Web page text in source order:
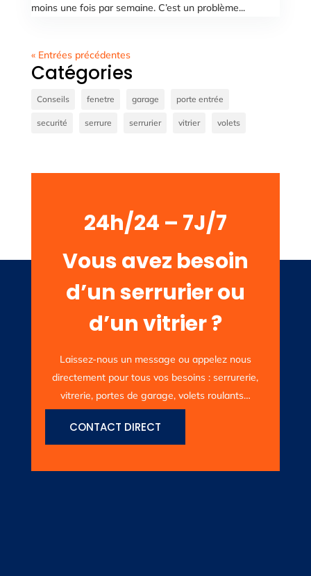
moins une fois par semaine. C’est un problème...
« Entrées précédentes
Catégories
Conseils fenetre garage porte entrée
securité serrure serrurier vitrier volets
24h/24 – 7J/7
Vous avez besoin
d’un serrurier ou
d’un vitrier ?
Laissez-nous un message ou appelez nous
directement pour tous vos besoins : serrurerie,
vitrerie, portes de garage, volets roulants…
CONTACT DIRECT